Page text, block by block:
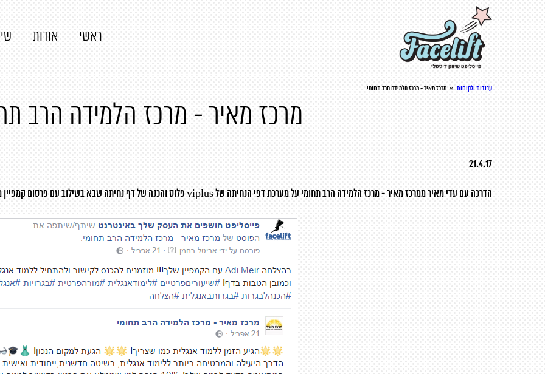
ראשי אודות
עבודות ולקוחות » מרכז מאיר - מרכז הלמידה הרב תחומי
מרכז מאיר - מרכז הלמידה הרב
21.4.17
הדרכה עם עדי מאיר ממרכז מאיר - מרכז הלמידה הרב תחומי על מערכת דפי הנחיתה של viplus פלוס והכנה של דף נחיתה שבא בשילוב עם פרסום קמפיין ממומן להשגת לידים. כך זה נראה: